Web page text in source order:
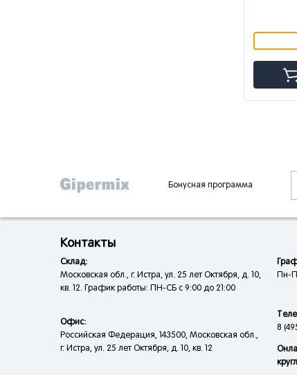
Бонусная программа
Контакты
Склад:
Московская обл., г. Истра, ул. 25 лет Октября, д. 10,
кв. 12. График работы: ПН-СБ с 9:00 до 21:00
Офис:
Российская Федерация, 143500, Московская обл.,
г. Истра, ул. 25 лет Октября, д. 10, кв. 12
Пн-
8